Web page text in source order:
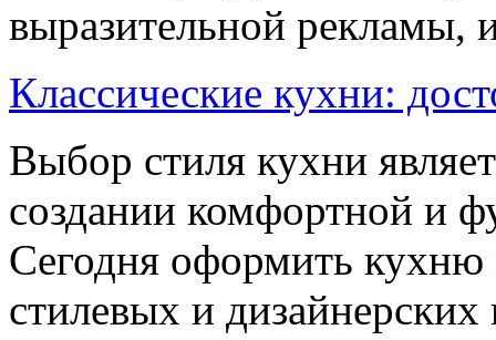
выразительной рекламы,
Классические кухни:
Выбор стиля кухни
создании комфортной и
Сегодня оформить
стилевых и дизайнерских